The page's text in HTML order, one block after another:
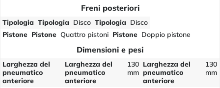
Freni posteriori
Tipologia Tipologia Disco Tipologia Disco
Pistone Pistone Quattro pistoni Pistone Doppio pistone
Dimensioni e pesi
Larghezza del
pneumatico
anteriore
Larghezza del
pneumatico
anteriore
130
mm
Larghezza del
pneumatico
anteriore
130
mm